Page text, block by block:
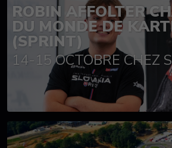
ROBIN AFFOLTER
DU MONDE DE
(SPRINT)
14-15 OCTOBRE CHEZ